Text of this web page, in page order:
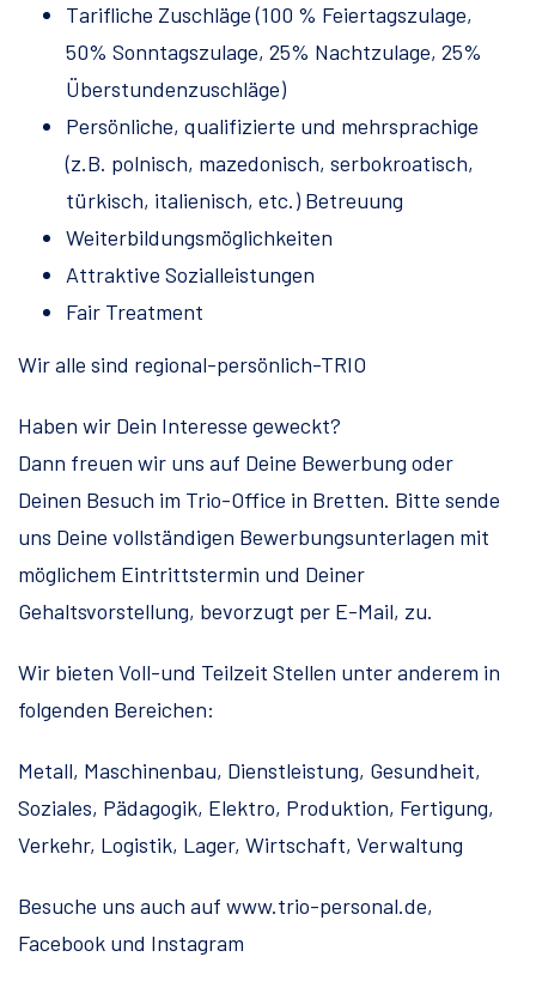
Tarifliche Zuschläge (100 % Feiertagszulage,
50% Sonntagszulage, 25% Nachtzulage, 25%
Überstundenzuschläge)
Persönliche, qualifizierte und mehrsprachige
(z.B. polnisch, mazedonisch, serbokroatisch,
türkisch, italienisch, etc.) Betreuung
Weiterbildungsmöglichkeiten
Attraktive Sozialleistungen
Fair Treatment
Wir alle sind regional-persönlich-TRIO
Haben wir Dein Interesse geweckt?
Dann freuen wir uns auf Deine Bewerbung oder
Deinen Besuch im Trio-Office in Bretten. Bitte sende
uns Deine vollständigen Bewerbungsunterlagen mit
möglichem Eintrittstermin und Deiner
Gehaltsvorstellung, bevorzugt per E-Mail, zu.
Wir bieten Voll-und Teilzeit Stellen unter anderem in
folgenden Bereichen:
Metall, Maschinenbau, Dienstleistung, Gesundheit,
Soziales, Pädagogik, Elektro, Produktion, Fertigung,
Verkehr, Logistik, Lager, Wirtschaft, Verwaltung
Besuche uns auch auf www.trio-personal.de,
Facebook und Instagram